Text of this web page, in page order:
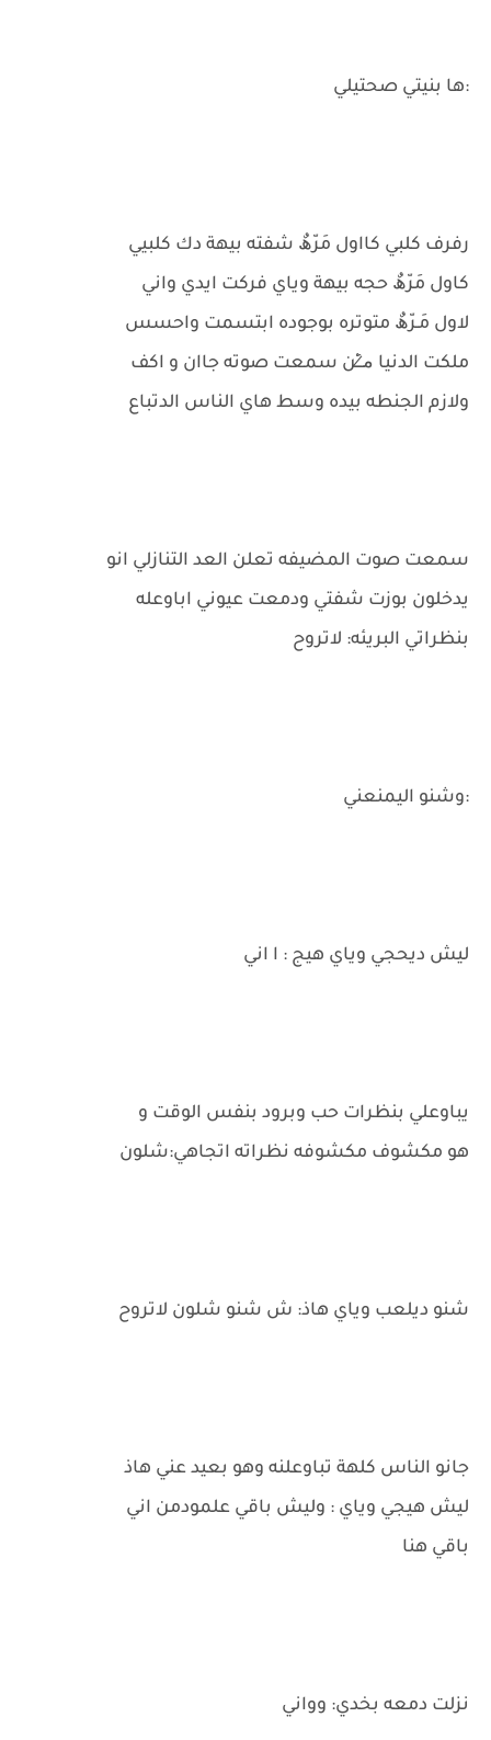
:ها بنيتي صحتيلي
رفرف كلبي كااول مَرّھٌ شفته بيهة دك كلبيي
كاول مَرّھٌ حجه بيهة وياي فركت ايدي واني
لاول مَـرّھٌ متوتره بوجوده ابتسمت واحسس
ملكت الدنيا م̷ـــِْن سمعت صوته جاان و اكف
ولازم الجنطه بيده وسط هاي الناس الدتباع
سمعت صوت المضيفه تعلن العد التنازلي انو
يدخلون بوزت شفتي ودمعت عيوني اباوعله
بنظراتي البريئه: لاتروح
:وشنو اليمنعني
ليش ديحجي وياي هيج : ا اني
يباوعلي بنظرات حب وبرود بنفس الوقت و
هو مكشوف مكشوفه نظراته اتجاهي:شلون
شنو ديلعب وياي هاذ: ش شنو شلون لاتروح
جانو الناس كلهة تباوعلنه وهو بعيد عني هاذ
ليش هيجي وياي : وليش باقي علمودمن اني
باقي هنا
نزلت دمعه بخدي: وواني